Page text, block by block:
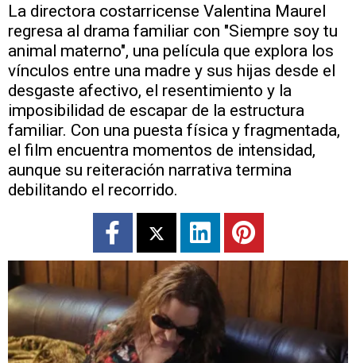
La directora costarricense Valentina Maurel
regresa al drama familiar con "Siempre soy tu
animal materno", una película que explora los
vínculos entre una madre y sus hijas desde el
desgaste afectivo, el resentimiento y la
imposibilidad de escapar de la estructura
familiar. Con una puesta física y fragmentada,
el film encuentra momentos de intensidad,
aunque su reiteración narrativa termina
debilitando el recorrido.